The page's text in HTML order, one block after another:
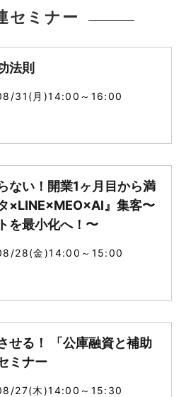
セミナー
法則
31(月)14:00～16:00
ない！開業1ヶ月目から満
×LINE×MEO×AI』集客〜
を最小化へ！〜
28(金)14:00～15:00
せる！ 「公庫融資と補助
ミナー
27(木)14:00～15:30